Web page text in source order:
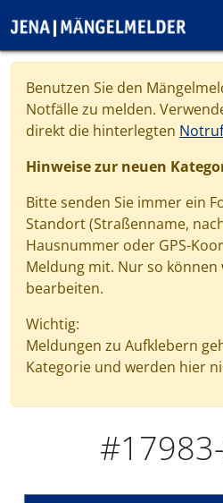
Benutzen Sie den
Notfälle zu melden.
direkt die hinterlegten
Hinweise zur neuen
Bitte senden Sie immer ein
Standort (Straßenname,
Hausnummer oder GPS-
Meldung mit. Nur so können
bearbeiten.
Wichtig:
Meldungen zu Aufklebern
Kategorie und werden hier